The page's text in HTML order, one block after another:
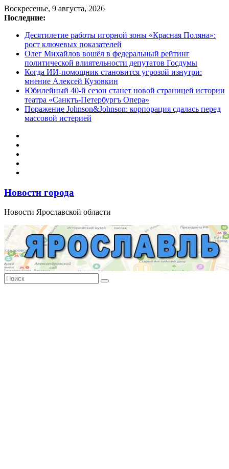
Перейти
к
Воскресенье, 9 августа, 2026
Последние:
Десятилетие работы игорной зоны «Красная Поляна»:
рост ключевых показателей
Олег Михайлов вошёл в федеральный рейтинг
политической влиятельности депутатов Госдумы
Когда ИИ-помощник становится угрозой изнутри:
мнение Алексей Кузовкин
Юбилейный 40-й сезон станет новой страницей истории
театра «Санктъ-Петербургъ Опера»
Поражение Johnson&Johnson: корпорация сдалась перед
массовой истерией
Новости города
Новости Ярославской области